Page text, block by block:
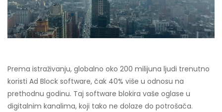
Prema istraživanju, globalno oko 200 milijuna ljudi trenutno
koristi Ad Block software, čak 40% više u odnosu na
prethodnu godinu. Taj software blokira vaše oglase u
digitalnim kanalima, koji tako ne dolaze do potrošača.